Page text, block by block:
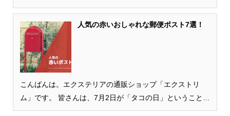
をめぐる移動型郵便局「ポストカー」の運行を開始したそ
うです。 レトロな赤い車体が…人気の赤いおしゃれな郵便ポスト7選！
こんばんは。エクステリアの通販ショップ「エクストリ
ム」です。 皆さんは、7月2日が「タコの日」ということは
ご存知でしょうか？ 関西地方では7月2日頃の半夏生に蛸を